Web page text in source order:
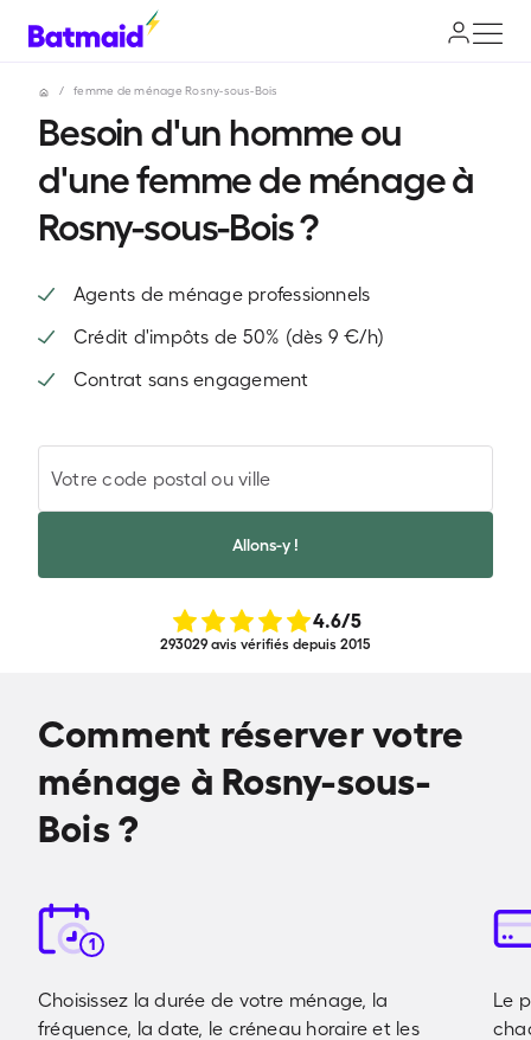
/ femme de ménage Rosny-sous-Bois
Besoin d'un homme ou
d'une femme de ménage à
Rosny-sous-Bois ?
Agents de ménage professionnels
Crédit d'impôts de 50% (dès 9 €/h)
Contrat sans engagement
Votre code postal ou ville
Allons-y !
4.6/5
293029 avis vérifiés depuis 2015
Comment réserver votre
ménage à Rosny-sous-
Bois ?
1
Choisissez la durée de votre ménage, la
fréquence, la date, le créneau horaire et les
Le